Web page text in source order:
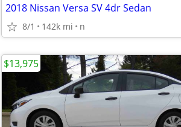
2018 Nissan Versa SV 4dr Sedan
8/1 142k mi n
$13,975